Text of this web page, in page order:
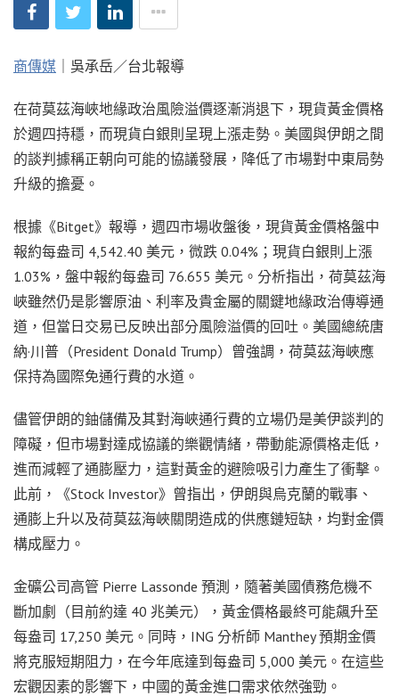
商傳媒 ｜吳承岳／台北報導
在荷莫茲海峽地緣政治風險溢價逐漸消退下，現貨黃金價格
於週四持穩，而現貨白銀則呈現上漲走勢。美國與伊朗之間
的談判據稱正朝向可能的協議發展，降低了市場對中東局勢
升級的擔憂。
根據《Bitget》報導，週四市場收盤後，現貨黃金價格盤中
報約每盎司 4,542.40 美元，微跌 0.04%；現貨白銀則上漲
1.03%，盤中報約每盎司 76.655 美元。分析指出，荷莫茲海
峽雖然仍是影響原油、利率及貴金屬的關鍵地緣政治傳導通
道，但當日交易已反映出部分風險溢價的回吐。美國總統唐
納·川普（President Donald Trump）曾強調，荷莫茲海峽應
保持為國際免通行費的水道。
儘管伊朗的鈾儲備及其對海峽通行費的立場仍是美伊談判的
障礙，但市場對達成協議的樂觀情緒，帶動能源價格走低，
進而減輕了通膨壓力，這對黃金的避險吸引力產生了衝擊。
此前，《Stock Investor》曾指出，伊朗與烏克蘭的戰事、
通膨上升以及荷莫茲海峽關閉造成的供應鏈短缺，均對金價
構成壓力。
金礦公司高管 Pierre Lassonde 預測，隨著美國債務危機不
斷加劇（目前約達 40 兆美元），黃金價格最終可能飆升至
每盎司 17,250 美元。同時，ING 分析師 Manthey 預期金價
將克服短期阻力，在今年底達到每盎司 5,000 美元。在這些
宏觀因素的影響下，中國的黃金進口需求依然強勁。